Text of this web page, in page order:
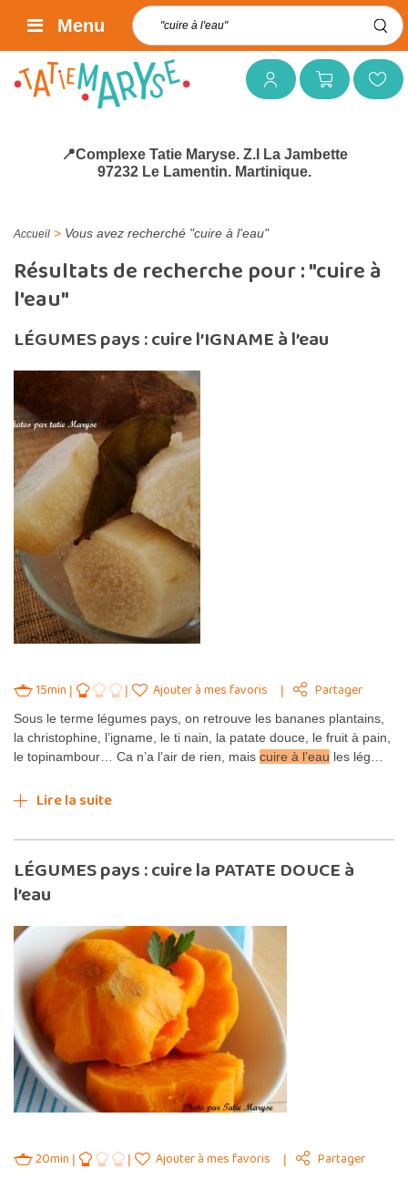
Mon compteMon panierMes favoris
Rechercher :
Menu
📍Complexe Tatie Maryse. Z.I La Jambette
97232 Le Lamentin. Martinique.
Accueil > Vous avez recherché "cuire à l'eau"
Résultats de recherche pour :"cuire à
l'eau"
LÉGUMES pays : cuire l’IGNAME à l’eau
15min Ajouter à mes favoris Partager
Sous le terme légumes pays, on retrouve les bananes plantains,
la christophine, l’igname, le ti nain, la patate douce, le fruit à pain,
le topinambour… Ca n’a l’air de rien, mais cuire à l’eau les lég…
Lire la suite
LÉGUMES pays : cuire la PATATE DOUCE à
l’eau
20min Ajouter à mes favoris Partager